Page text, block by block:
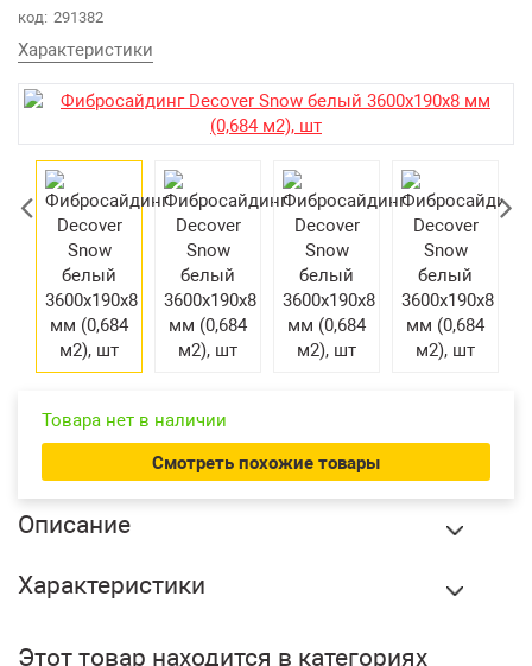
код: 291382
Характеристики
Товара нет в наличии
Смотреть похожие товары
Описание
м2), шт купить в Сургуте по оптовой цене в интернет
Характеристики
Этот товар находится в категориях
Контакты
Оплата и Доставка
Возврат товара
Екатеринбург